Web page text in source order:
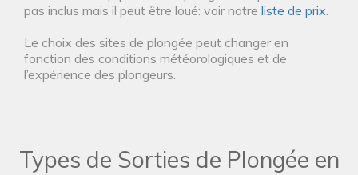
pas inclus mais il peut être loué: voir notre liste de prix.
Le choix des sites de plongée peut changer en
fonction des conditions météorologiques et de
l’expérience des plongeurs.
Types de Sorties de Plongée en